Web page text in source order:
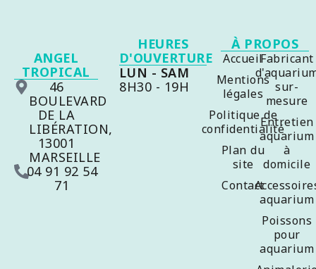
ANGEL
TROPICAL
46
BOULEVARD
DE LA
LIBÉRATION,
13001
MARSEILLE
04 91 92 54
71
HEURES
D'OUVERTURE
LUN - SAM
8H30 - 19H
À PROPOS
Accueil
Mentions
légales
Politique de
confidentialité
Plan du
site
Contact
Fabricant
sur-
mesure
Entretien
aquarium
à
domicile
aquarium
Poissons
pour
aquarium